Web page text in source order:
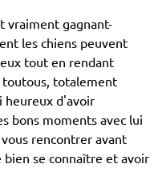
vraiment gagnant-
les chiens peuvent
tout en rendant
toutous, totalement
heureux d'avoir
bons moments avec lui
rencontrer avant
se connaître et avoir